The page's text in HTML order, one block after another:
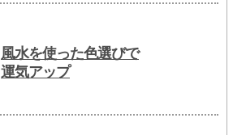
風水を使った色選びで
運気アップ